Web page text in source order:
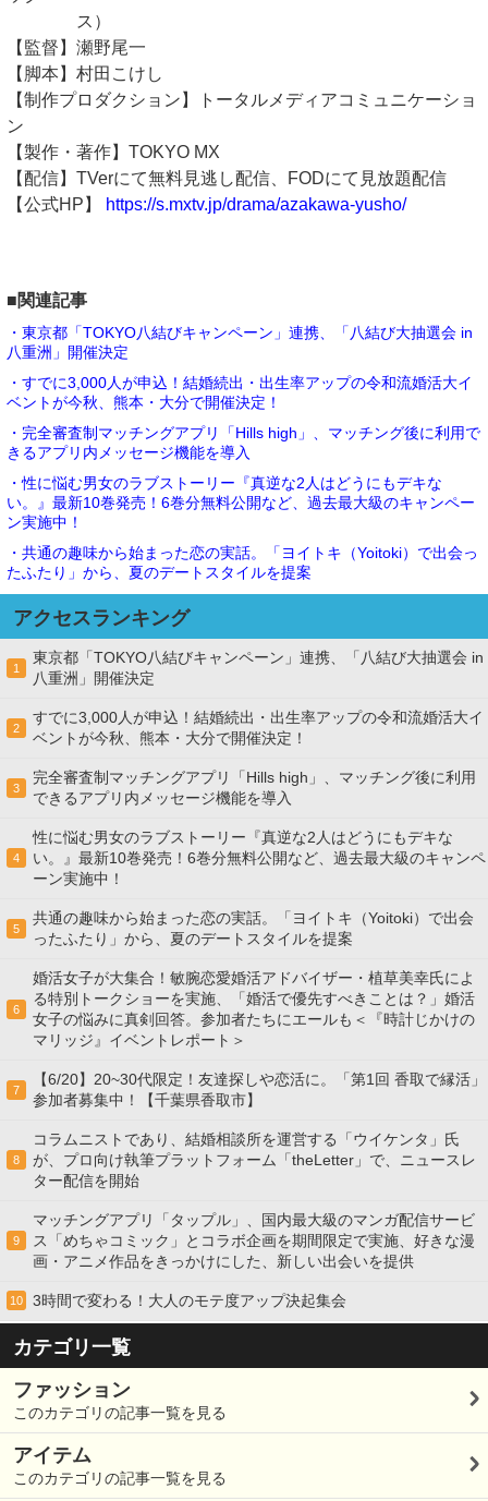
ス）
【監督】瀬野尾一
【脚本】村田こけし
【制作プロダクション】トータルメディアコミュニケーショ
ン
【製作・著作】TOKYO MX
【配信】TVerにて無料見逃し配信、FODにて見放題配信
【公式HP】
https://s.mxtv.jp/drama/azakawa-yusho/
■関連記事
・東京都「TOKYO八結びキャンペーン」連携、「八結び大抽選会 in
八重洲」開催決定
・すでに3,000人が申込！結婚続出・出生率アップの令和流婚活大イ
ベントが今秋、熊本・大分で開催決定！
・完全審査制マッチングアプリ「Hills high」、マッチング後に利用で
きるアプリ内メッセージ機能を導入
・性に悩む男女のラブストーリー『真逆な2人はどうにもデキな
い。』最新10巻発売！6巻分無料公開など、過去最大級のキャンペー
ン実施中！
・共通の趣味から始まった恋の実話。「ヨイトキ（Yoitoki）で出会っ
たふたり」から、夏のデートスタイルを提案
アクセスランキング
1
東京都「TOKYO八結びキャンペーン」連携、「八結び大抽選会 in
八重洲」開催決定
2
すでに3,000人が申込！結婚続出・出生率アップの令和流婚活大イ
ベントが今秋、熊本・大分で開催決定！
3
完全審査制マッチングアプリ「Hills high」、マッチング後に利用
できるアプリ内メッセージ機能を導入
4
性に悩む男女のラブストーリー『真逆な2人はどうにもデキな
い。』最新10巻発売！6巻分無料公開など、過去最大級のキャンペ
ーン実施中！
5
共通の趣味から始まった恋の実話。「ヨイトキ（Yoitoki）で出会
ったふたり」から、夏のデートスタイルを提案
6
婚活女子が大集合！敏腕恋愛婚活アドバイザー・植草美幸氏によ
る特別トークショーを実施、「婚活で優先すべきことは？」婚活
女子の悩みに真剣回答。参加者たちにエールも＜『時計じかけの
マリッジ』イベントレポート＞
7
【6/20】20~30代限定！友達探しや恋活に。「第1回 香取で縁活」
参加者募集中！【千葉県香取市】
8
コラムニストであり、結婚相談所を運営する「ウイケンタ」氏
が、プロ向け執筆プラットフォーム「theLetter」で、ニュースレ
ター配信を開始
9
マッチングアプリ「タップル」、国内最大級のマンガ配信サービ
ス「めちゃコミック」とコラボ企画を期間限定で実施、好きな漫
画・アニメ作品をきっかけにした、新しい出会いを提供
10 3時間で変わる！大人のモテ度アップ決起集会
カテゴリ一覧
ファッション
このカテゴリの記事一覧を見る
アイテム
このカテゴリの記事一覧を見る